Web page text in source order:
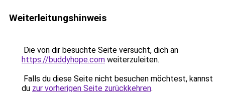
Weiterleitungshinweis
Die von dir besuchte Seite versucht, dich an
https://buddyhope.com weiterzuleiten.
Falls du diese Seite nicht besuchen möchtest, kannst
du zur vorherigen Seite zurückkehren.